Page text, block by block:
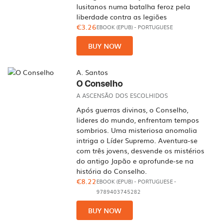
lusitanos numa batalha feroz pela
liberdade contra as legiões
€3.26EBOOK (EPUB)- PORTUGUESE
BUY NOW
A. Santos
O Conselho
A ASCENSÃO DOS ESCOLHIDOS
Após guerras divinas, o Conselho,
lideres do mundo, enfrentam tempos
sombrios. Uma misteriosa anomalia
intriga o Líder Supremo. Aventura-se
com três jovens, desvende os mistérios
do antigo Japão e aprofunde-se na
história do Conselho.
€8.22EBOOK (EPUB)- PORTUGUESE-
9789403745282
BUY NOW